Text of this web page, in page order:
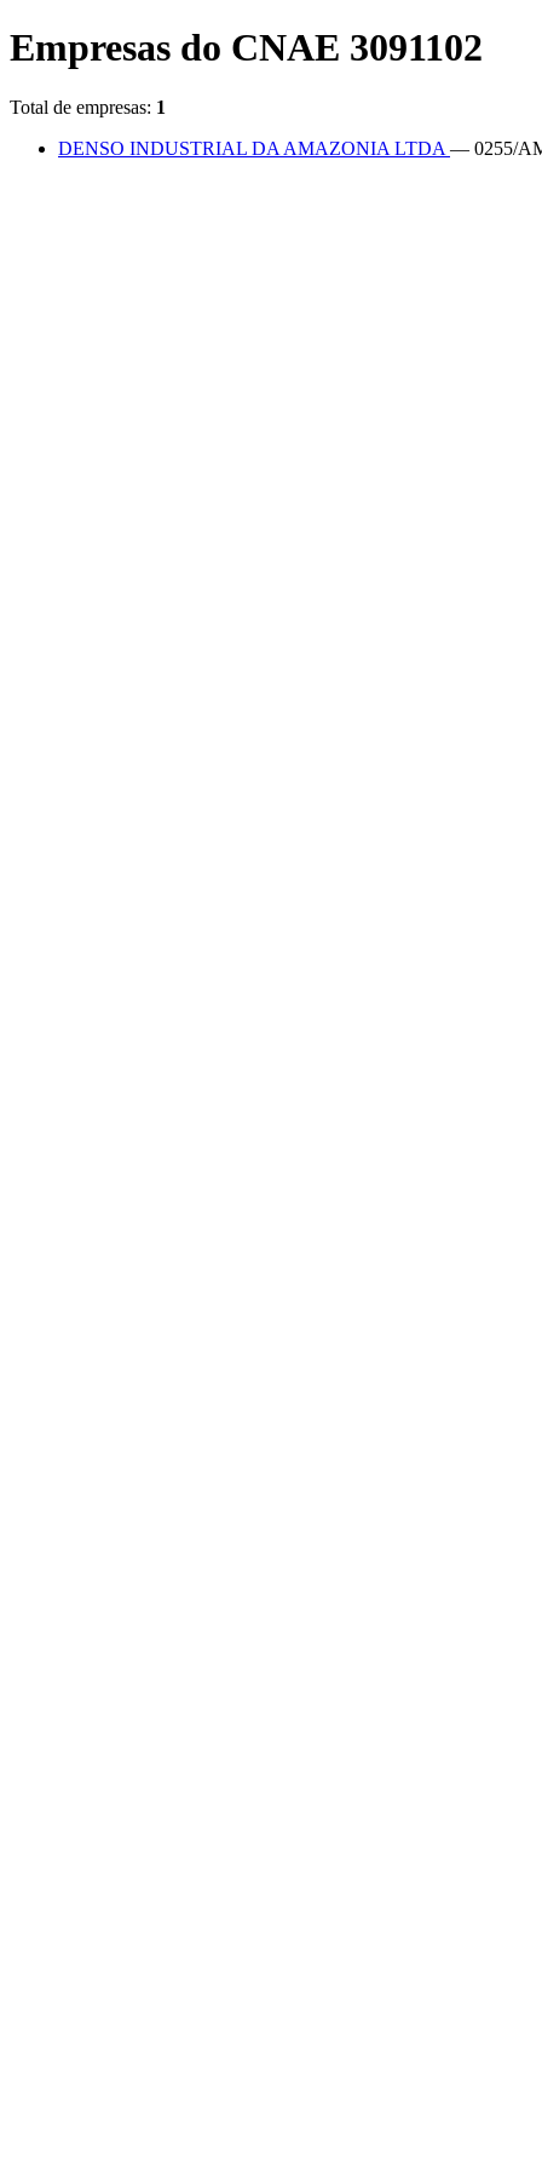
Empresas do CNAE 3091102
Total de empresas: 1
DENSO INDUSTRIAL DA AMAZONIA LTDA — 0255/